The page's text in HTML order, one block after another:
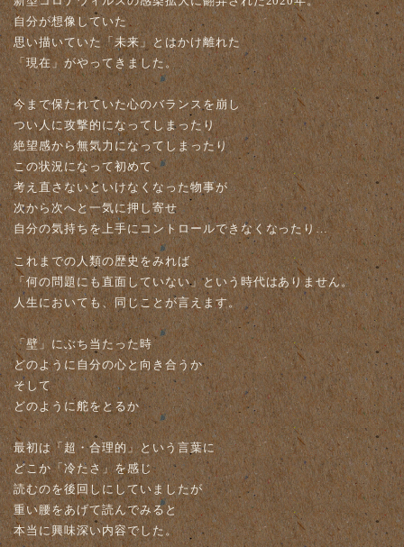
自分が想像していた
思い描いていた「未来」とはかけ離れた
「現在」がやってきました。
今まで保たれていた心のバランスを崩し
つい人に攻撃的になってしまったり
絶望感から無気力になってしまったり
この状況になって初めて
考え直さないといけなくなった物事が
次から次へと一気に押し寄せ
自分の気持ちを上手にコントロールできなくなったり…
これまでの人類の歴史をみれば
「何の問題にも直面していない」という時代はありません。
人生においても、同じことが言えます。
「壁」にぶち当たった時
どのように自分の心と向き合うか
そして
どのように舵をとるか
最初は「超・合理的」という言葉に
どこか「冷たさ」を感じ
読むのを後回しにしていましたが
重い腰をあげて読んでみると
本当に興味深い内容でした。